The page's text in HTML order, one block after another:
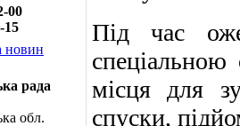
00
15
новин
рада
обл.
Під час
місця для
спуски,